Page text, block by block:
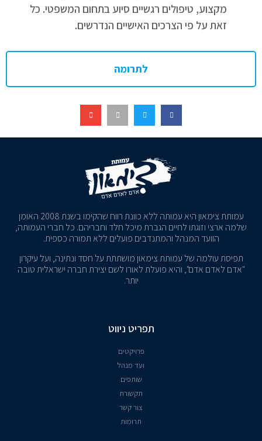
מקצוע, טיפולים רגשיים סיוע בתחום המשפטי. כל
זאת על פי הצרכים האישיים הנדרשים.
לתרומה
עמותת צימאון היא עמותה ללא כוונת רווח שהקימו בשנת 2008 האומן
שלמה ארצי וזוגתו לחיים הגברת מיכל חלד וחבריהם. כל חברי העמותה,
הוועד המנהל והמתנדבים פועלים ללא תמורה כספית.
תפיסת עולמה של עמותת צימאון מושתתת על חסד ונתינה, ועל עיקרון
"אדם לאדם אדם", והיא פועלת לאורו לשם יצירת חברה ישראלית טובה
יותר.
תפריט ניווט
פרויקטים
ועד מנהל
שותפים
תקשורת
צור קשר
תרומות